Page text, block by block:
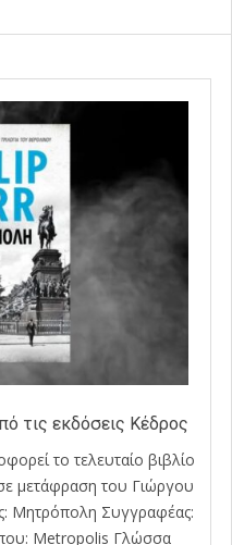
τις εκδόσεις Κέδρος
το τελευταίο βιβλίο
μετάφραση του Γιώργου
Μητρόπολη Συγγραφέας:
Metropolis Γλώσσα